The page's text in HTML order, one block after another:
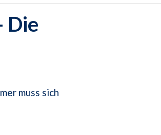
Die
muss sich